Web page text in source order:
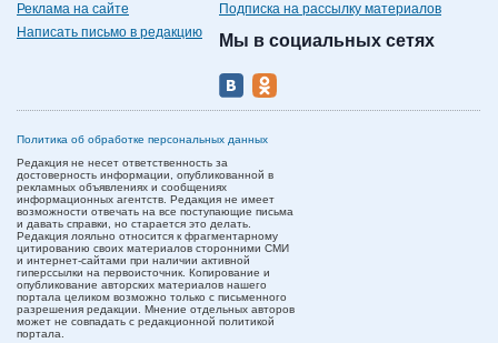
Реклама на сайте
Написать письмо в редакцию
Подписка на рассылку материалов
Мы в социальных сетях
Политика об обработке персональных данных
Редакция не несет ответственность за
достоверность информации, опубликованной в
рекламных объявлениях и сообщениях
информационных агентств. Редакция не имеет
возможности отвечать на все поступающие письма
и давать справки, но старается это делать.
Редакция лояльно относится к фрагментарному
цитированию своих материалов сторонними СМИ
и интернет-сайтами при наличии активной
гиперссылки на первоисточник. Копирование и
опубликование авторских материалов нашего
портала целиком возможно только с письменного
разрешения редакции. Мнение отдельных авторов
может не совпадать с редакционной политикой
портала.